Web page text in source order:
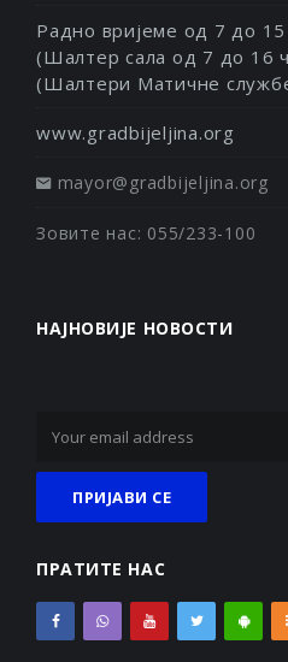
Радно вријеме од 7 до 15
(Шалтер сала од 7 до 16
(Шалтери Матичне
www.gradbijeljina.org
mayor@gradbijeljina.org
Зовите нас: 055/233-100
НАЈНОВИЈЕ НОВОСТИ
ПРАТИТЕ НАС